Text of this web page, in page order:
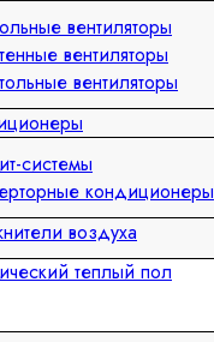
вентиляторы
вентиляторы
вентиляторы
системы
кондиционеры
воздуха
теплый пол